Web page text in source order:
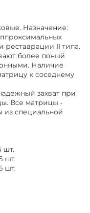
ЧАСТИ
ИНСТРУМЕНТЫ
Назначение:
реставрации II типа.
более поный
Наличие
к соседнему
захват при
Все матрицы -
из специальной
шт.
шт.
шт.